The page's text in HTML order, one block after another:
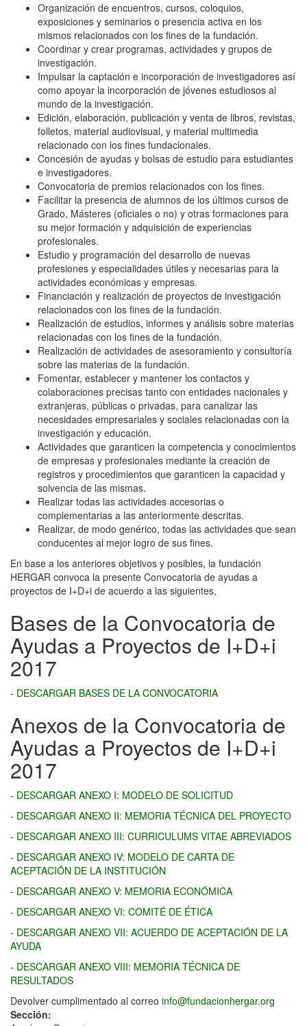
Organización de encuentros, cursos, coloquios,
exposiciones y seminarios o presencia activa en los
mismos relacionados con los fines de la fundación.
Coordinar y crear programas, actividades y grupos de
investigación.
Impulsar la captación e incorporación de investigadores así
como apoyar la incorporación de jóvenes estudiosos al
mundo de la investigación.
Edición, elaboración, publicación y venta de libros, revistas,
folletos, material audiovisual, y material multimedia
relacionado con los fines fundacionales.
Concesión de ayudas y bolsas de estudio para estudiantes
e investigadores.
Convocatoria de premios relacionados con los fines.
Facilitar la presencia de alumnos de los últimos cursos de
Grado, Másteres (oficiales o no) y otras formaciones para
su mejor formación y adquisición de experiencias
profesionales.
Estudio y programación del desarrollo de nuevas
profesiones y especialidades útiles y necesarias para la
actividades económicas y empresas.
Financiación y realización de proyectos de investigación
relacionados con los fines de la fundación.
Realización de estudios, informes y análisis sobre materias
relacionadas con los fines de la fundación.
Realización de actividades de asesoramiento y consultoría
sobre las materias de la fundación.
Fomentar, establecer y mantener los contactos y
colaboraciones precisas tanto con entidades nacionales y
extranjeras, públicas o privadas, para canalizar las
necesidades empresariales y sociales relacionadas con la
investigación y educación.
Actividades que garanticen la competencia y conocimientos
de empresas y profesionales mediante la creación de
registros y procedimientos que garanticen la capacidad y
solvencia de las mismas.
Realizar todas las actividades accesorias o
complementarias a las anteriormente descritas.
Realizar, de modo genérico, todas las actividades que sean
conducentes al mejor logro de sus fines.
En base a los anteriores objetivos y posibles, la fundación
HERGAR convoca la presente Convocatoria de ayudas a
proyectos de I+D+i de acuerdo a las siguientes,
Bases de la Convocatoria de
Ayudas a Proyectos de I+D+i
2017
- DESCARGAR BASES DE LA CONVOCATORIA
Anexos de la Convocatoria de
Ayudas a Proyectos de I+D+i
2017
- DESCARGAR ANEXO I: MODELO DE SOLICITUD
- DESCARGAR ANEXO II: MEMORIA TÉCNICA DEL PROYECTO
- DESCARGAR ANEXO III: CURRICULUMS VITAE ABREVIADOS
- DESCARGAR ANEXO IV: MODELO DE CARTA DE
ACEPTACIÓN DE LA INSTITUCIÓN
- DESCARGAR ANEXO V: MEMORIA ECONÓMICA
- DESCARGAR ANEXO VI: COMITÉ DE ÉTICA
- DESCARGAR ANEXO VII: ACUERDO DE ACEPTACIÓN DE LA
AYUDA
- DESCARGAR ANEXO VIII: MEMORIA TÉCNICA DE
RESULTADOS
Devolver cumplimentado al correo info@fundacionhergar.org
Sección: